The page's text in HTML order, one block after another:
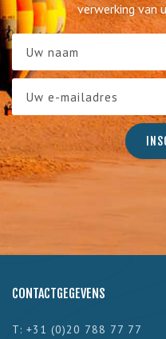
verwerking van
CONTACTGEGEVENS
T: +31 (0)20 788 77 77